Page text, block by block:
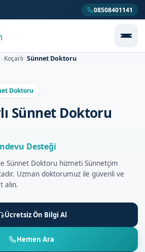
08508401141
Koçarlı Sünnet Doktoru
Doktoru
Sünnet Doktoru
Desteği
Sünnet Doktoru hizmeti Sünnetçim
Uzman doktorumuz ile güvenli ve
alın.
Ücretsiz Ön Bilgi Al
Hemen Ara